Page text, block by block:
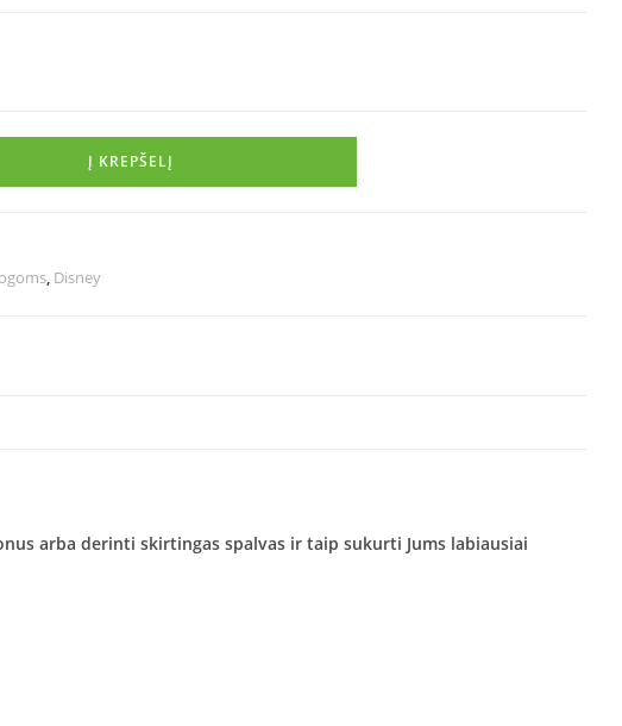
Į KREPŠELĮ
, Disney
arba derinti skirtingas spalvas ir taip sukurti Jums labiausiai